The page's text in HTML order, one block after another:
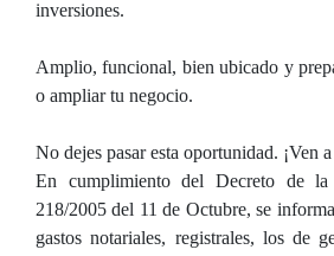
inversiones.
Amplio, funcional, bien ubicado y
o ampliar tu negocio.
No dejes pasar esta oportunidad. ¡Ven
En cumplimiento del Decreto de la
218/2005 del 11 de Octubre, se
gastos notariales, registrales, los de